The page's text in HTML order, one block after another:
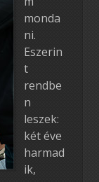
monda
ni.
Eszerin
t
rendbe
n
leszek:
két éve
harmad
ik,